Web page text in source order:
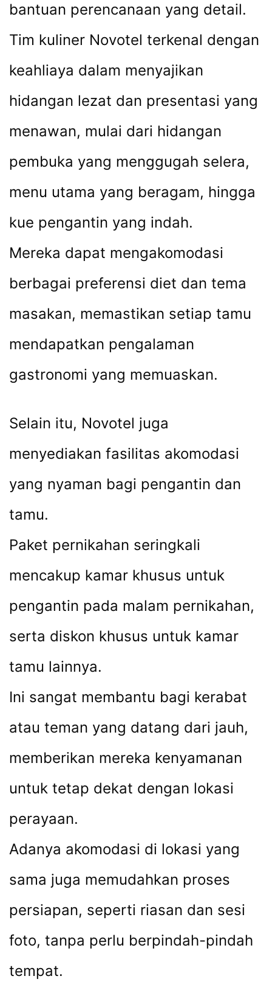
bantuan perencanaan yang detail.
Tim kuliner Novotel terkenal dengan
keahliaya dalam menyajikan
hidangan lezat dan presentasi yang
menawan, mulai dari hidangan
pembuka yang menggugah selera,
menu utama yang beragam, hingga
kue pengantin yang indah.
Mereka dapat mengakomodasi
berbagai preferensi diet dan tema
masakan, memastikan setiap tamu
mendapatkan pengalaman
gastronomi yang memuaskan.
Selain itu, Novotel juga
menyediakan fasilitas akomodasi
yang nyaman bagi pengantin dan
tamu.
Paket pernikahan seringkali
mencakup kamar khusus untuk
pengantin pada malam pernikahan,
serta diskon khusus untuk kamar
tamu lainnya.
Ini sangat membantu bagi kerabat
atau teman yang datang dari jauh,
memberikan mereka kenyamanan
untuk tetap dekat dengan lokasi
perayaan.
Adanya akomodasi di lokasi yang
sama juga memudahkan proses
persiapan, seperti riasan dan sesi
foto, tanpa perlu berpindah-pindah
tempat.